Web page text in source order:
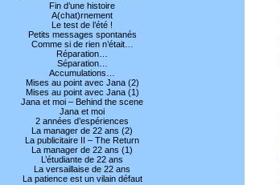
Fin d’une histoire
A(chat)rnement
Le test de l’été !
Petits messages spontanés
Comme si de rien n’était…
Réparation…
Séparation…
Accumulations…
Mises au point avec Jana (2)
Mises au point avec Jana (1)
Jana et moi – Behind the scene
Jana et moi
2 années d’espériences
La manager de 22 ans (2)
La publicitaire II – The Return
La manager de 22 ans (1)
L’étudiante de 22 ans
La versaillaise de 22 ans
La patience est un vilain défaut